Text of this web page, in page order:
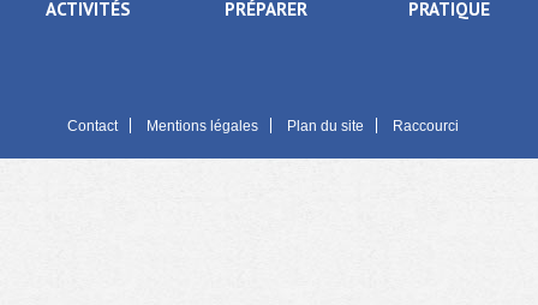
ACTIVITÉS PRÉPARER PRATIQUE
Contact Mentions légales Plan du site Raccourci